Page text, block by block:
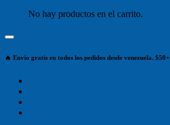
No hay productos en el carrito.
🔥 Envío gratis en todos los pedidos desde venezuela. $50+